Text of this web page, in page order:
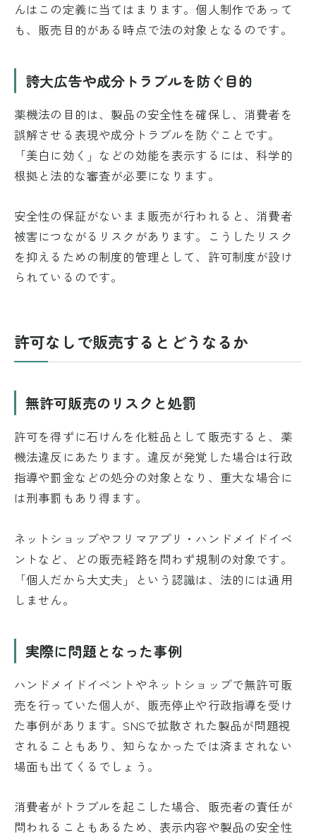
んはこの定義に当てはまります。個人制作であって
も、販売目的がある時点で法の対象となるのです。
誇大広告や成分トラブルを防ぐ目的
薬機法の目的は、製品の安全性を確保し、消費者を
誤解させる表現や成分トラブルを防ぐことです。
「美白に効く」などの効能を表示するには、科学的
根拠と法的な審査が必要になります。
安全性の保証がないまま販売が行われると、消費者
被害につながるリスクがあります。こうしたリスク
を抑えるための制度的管理として、許可制度が設け
られているのです。
許可なしで販売するとどうなるか
無許可販売のリスクと処罰
許可を得ずに石けんを化粧品として販売すると、薬
機法違反にあたります。違反が発覚した場合は行政
指導や罰金などの処分の対象となり、重大な場合に
は刑事罰もあり得ます。
ネットショップやフリマアプリ・ハンドメイドイベ
ントなど、どの販売経路を問わず規制の対象です。
「個人だから大丈夫」という認識は、法的には通用
しません。
実際に問題となった事例
ハンドメイドイベントやネットショップで無許可販
売を行っていた個人が、販売停止や行政指導を受け
た事例があります。SNSで拡散された製品が問題視
されることもあり、知らなかったでは済まされない
場面も出てくるでしょう。
消費者がトラブルを起こした場合、販売者の責任が
問われることもあるため、表示内容や製品の安全性